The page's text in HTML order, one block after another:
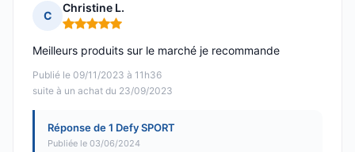
C
Christine L.
Note : 5 sur 5
Publié le 09/11/2023 à 11h36
suite à un achat du 23/09/2023
Meilleurs produits sur le marché je recommande
Réponse de 1 Defy SPORT
Publiée le 03/06/2024